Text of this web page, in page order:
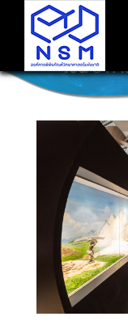
โซน 3 ก